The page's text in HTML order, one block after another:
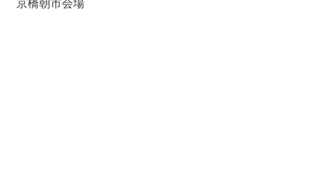
京橋朝市会場